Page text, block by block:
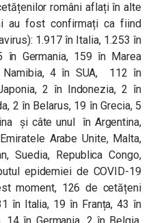
români aflați în alte
au fost confirmați ca fiind
1.917 în Italia, 1.253 în
în Germania, 159 în Marea
Namibia, 4 în SUA, 112 în
2 în Indonezia, 2 în
2 în Belarus, 19 în Grecia, 5
și câte unul în Argentina,
Arabe Unite, Malta,
Suedia, Republica Congo,
epidemiei de COVID-19
moment, 126 de cetățeni
în Italia, 19 în Franța, 43 în